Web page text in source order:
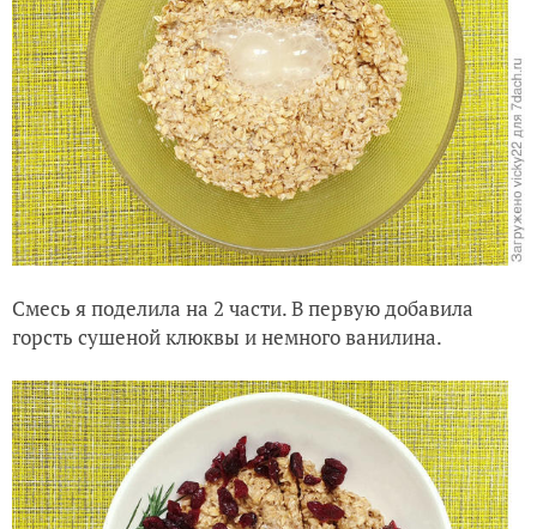
Смесь я поделила на 2 части. В первую добавила
горсть сушеной клюквы и немного ванилина.